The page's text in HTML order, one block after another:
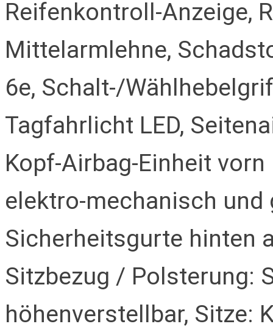
Reifenkontroll-Anzeige,
Mittelarmlehne,
6e, Schalt-/
Tagfahrlicht LED,
Kopf-Airbag-Einheit
elektro-mechanisch
Sicherheitsgurte hinten
Sitzbezug / Polsterung:
höhenverstellbar, Sitze: